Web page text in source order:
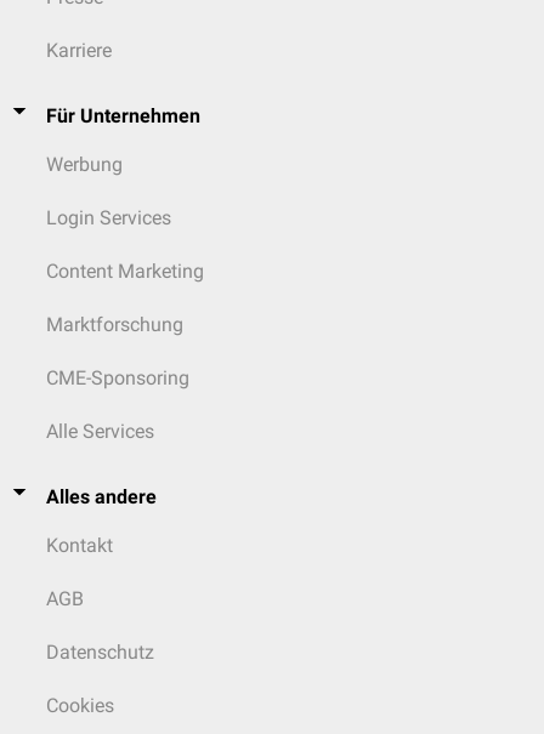
Karriere
Für Unternehmen
Werbung
Login Services
Content Marketing
Marktforschung
CME-Sponsoring
Alle Services
Alles andere
Kontakt
AGB
Datenschutz
Cookies